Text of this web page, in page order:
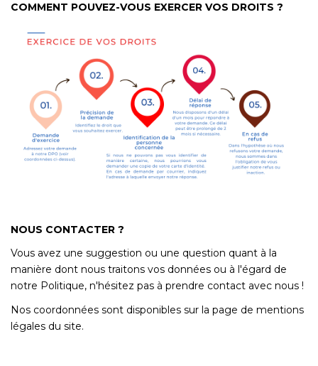
COMMENT POUVEZ-VOUS EXERCER VOS DROITS ?
NOUS CONTACTER ?
Vous avez une suggestion ou une question quant à la
manière dont nous traitons vos données ou à l'égard de
notre Politique, n'hésitez pas à prendre contact avec nous !
Nos coordonnées sont disponibles sur la page de mentions
légales du site.